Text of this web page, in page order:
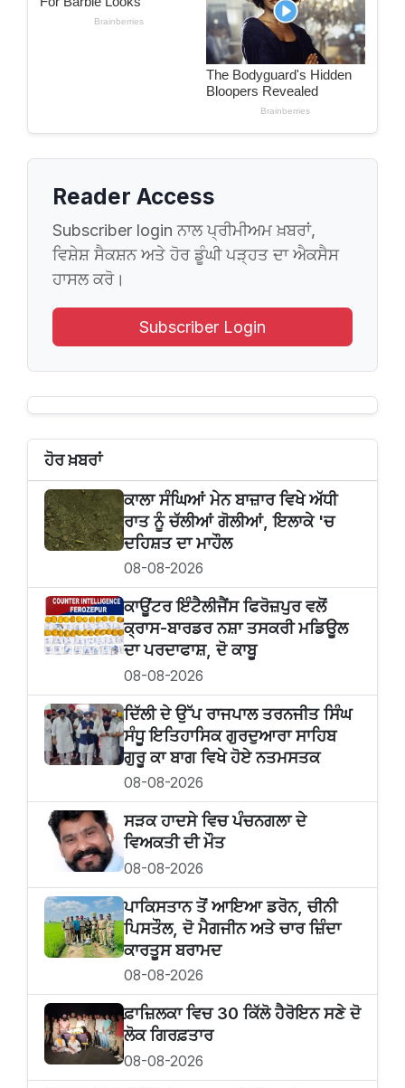
Reader Access
Subscriber login ਨਾਲ ਪ੍ਰੀਮੀਅਮ ਖ਼ਬਰਾਂ,
ਵਿਸ਼ੇਸ਼ ਸੈਕਸ਼ਨ ਅਤੇ ਹੋਰ ਡੂੰਘੀ ਪੜ੍ਹਤ ਦਾ ਐਕਸੈਸ
ਹਾਸਲ ਕਰੋ।
Subscriber Login
ਹੋਰ ਖ਼ਬਰਾਂ
ਕਾਲਾ ਸੰਘਿਆਂ ਮੇਨ ਬਾਜ਼ਾਰ ਵਿਖੇ ਅੱਧੀ
ਰਾਤ ਨੂੰ ਚੱਲੀਆਂ ਗੋਲੀਆਂ, ਇਲਾਕੇ 'ਚ
ਦਹਿਸ਼ਤ ਦਾ ਮਾਹੌਲ
08-08-2026
ਕਾਊਂਟਰ ਇੰਟੈਲੀਜੈਂਸ ਫਿਰੋਜ਼ਪੁਰ ਵਲੋਂ
ਕ੍ਰਾਸ-ਬਾਰਡਰ ਨਸ਼ਾ ਤਸਕਰੀ ਮਡਿਊਲ
ਦਾ ਪਰਦਾਫਾਸ਼, ਦੋ ਕਾਬੂ
08-08-2026
ਦਿੱਲੀ ਦੇ ਉੱਪ ਰਾਜਪਾਲ ਤਰਨਜੀਤ ਸਿੰਘ
ਸੰਧੂ ਇਤਿਹਾਸਿਕ ਗੁਰਦੁਆਰਾ ਸਾਹਿਬ
ਗੁਰੂ ਕਾ ਬਾਗ ਵਿਖੇ ਹੋਏ ਨਤਮਸਤਕ
08-08-2026
ਸੜਕ ਹਾਦਸੇ ਵਿਚ ਪੰਚਨਗਲਾ ਦੇ
ਵਿਅਕਤੀ ਦੀ ਮੌਤ
08-08-2026
ਪਾਕਿਸਤਾਨ ਤੋਂ ਆਇਆ ਡਰੋਨ, ਚੀਨੀ
ਪਿਸਤੌਲ, ਦੋ ਮੈਗਜੀਨ ਅਤੇ ਚਾਰ ਜ਼ਿੰਦਾ
ਕਾਰਤੂਸ ਬਰਾਮਦ
08-08-2026
ਫ਼ਾਜ਼ਿਲਕਾ ਵਿਚ 30 ਕਿੱਲੋ ਹੈਰੋਇਨ ਸਣੇ ਦੋ
ਲੋਕ ਗਿਰਫ਼ਤਾਰ
08-08-2026